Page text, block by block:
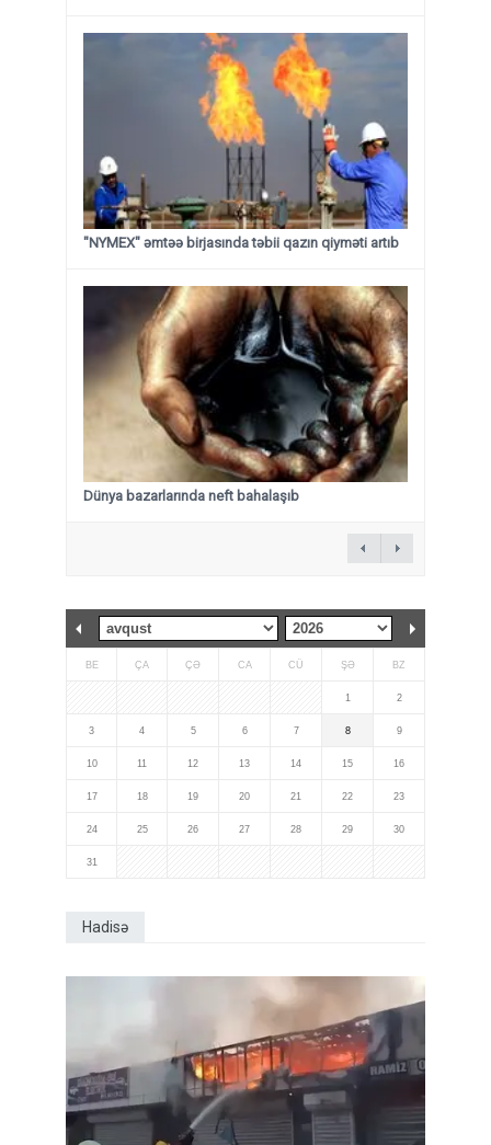
"NYMEX" əmtəə birjasında təbii qazın qiyməti artıb
Dünya bazarlarında neft bahalaşıb
BE ÇA ÇƏ CA CÜ ŞƏ BZ
1 2
3 4 5 6 7 8 9
10 11 12 13 14 15 16
17 18 19 20 21 22 23
24 25 26 27 28 29 30
31
Hadisə